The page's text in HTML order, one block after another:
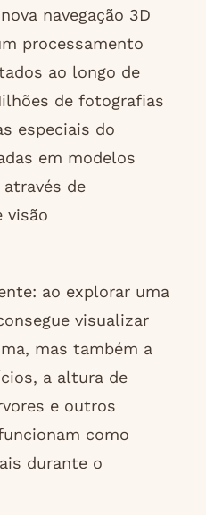
navegação 3D
processamento
ao longo de
de fotografias
especiais do
em modelos
de
visão
ao explorar uma
visualizar
mas também a
a altura de
e outros
como
durante o